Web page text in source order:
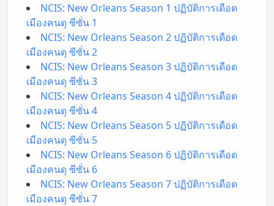
NCIS: New Orleans Season 1 ปฏิบัติการเดือด
เมืองคนดุ ซีซั่น 1
NCIS: New Orleans Season 2 ปฏิบัติการเดือด
เมืองคนดุ ซีซั่น 2
NCIS: New Orleans Season 3 ปฏิบัติการเดือด
เมืองคนดุ ซีซั่น 3
NCIS: New Orleans Season 4 ปฏิบัติการเดือด
เมืองคนดุ ซีซั่น 4
NCIS: New Orleans Season 5 ปฏิบัติการเดือด
เมืองคนดุ ซีซั่น 5
NCIS: New Orleans Season 6 ปฏิบัติการเดือด
เมืองคนดุ ซีซั่น 6
NCIS: New Orleans Season 7 ปฏิบัติการเดือด
เมืองคนดุ ซีซั่น 7